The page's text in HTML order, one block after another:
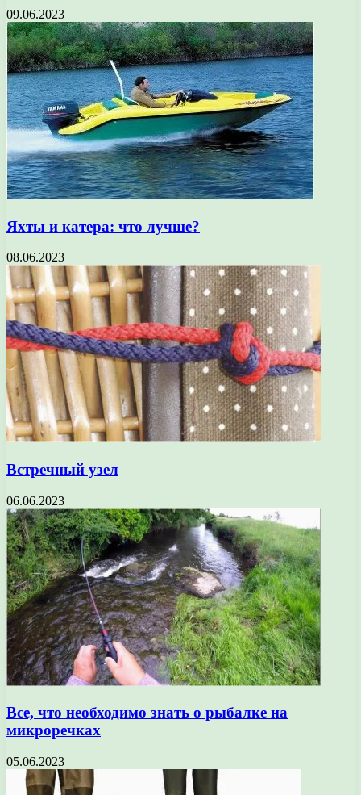
09.06.2023
Яхты и катера: что лучше?
08.06.2023
Встречный узел
06.06.2023
Все, что необходимо знать о рыбалке на
микроречках
05.06.2023